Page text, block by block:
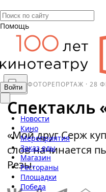
Помощь
Войти
Новости
Кино
Мероприятия
Заказ еды
Магазин
Рестораны
Площадки
Победа
ФОТОРЕПОРТАЖ ·28
Спектакль
«Мой друг Серж
слов начинается
Резы.